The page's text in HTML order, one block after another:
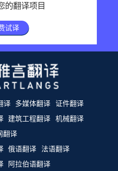
的翻译项目
试译
译 多媒体翻译 证件翻译
建筑工程翻译 机械翻译
翻译
俄语翻译
法语翻译
阿拉伯语翻译